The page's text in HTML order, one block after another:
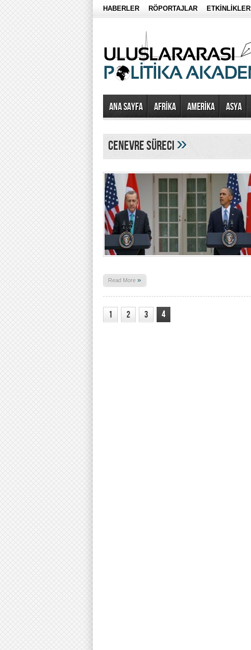
HABERLER RÖPORTAJLAR ETKİNLİKLER
Ana Sayfa AFRİKA AMERİKA ASYA
cenevre süreci»
Read More »
1 2 3 4